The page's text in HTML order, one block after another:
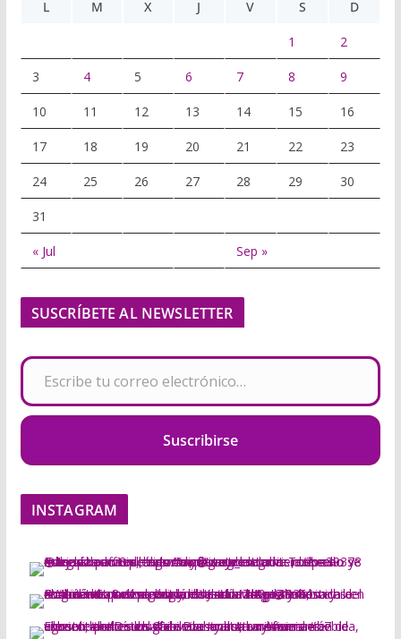
L
M X J V S D
1 2
3 4 5 6 7 8 9
10 11 12 13 14 15 16
17 18 19 20 21 22 23
24 25 26 27 28 29 30
31
« Jul Sep »
SUSCRÍBETE AL NEWSLETTER
Escribe tu correo electrónico…
Suscribirse
INSTAGRAM